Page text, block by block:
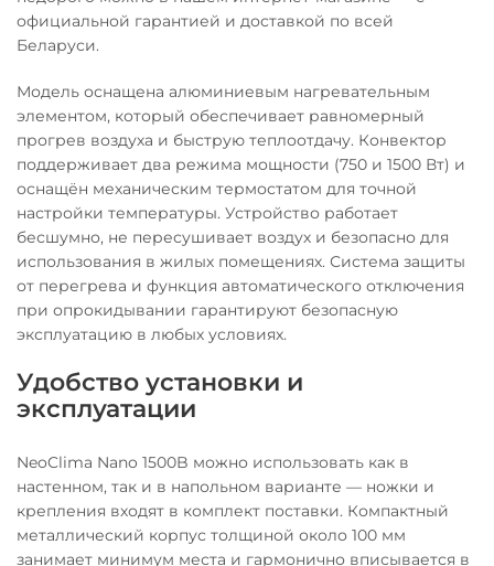
официальной гарантией и доставкой по всей
Беларуси.
Модель оснащена алюминиевым нагревательным
элементом, который обеспечивает равномерный
прогрев воздуха и быструю теплоотдачу. Конвектор
поддерживает два режима мощности (750 и 1500 Вт) и
оснащён механическим термостатом для точной
настройки температуры. Устройство работает
бесшумно, не пересушивает воздух и безопасно для
использования в жилых помещениях. Система защиты
от перегрева и функция автоматического отключения
при опрокидывании гарантируют безопасную
эксплуатацию в любых условиях.
Удобство установки и
эксплуатации
NeoClima Nano 1500B можно использовать как в
настенном, так и в напольном варианте — ножки и
крепления входят в комплект поставки. Компактный
металлический корпус толщиной около 100 мм
занимает минимум места и гармонично вписывается в